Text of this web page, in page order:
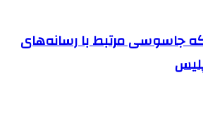
جاسوسی مرتبط با رسانه‌های